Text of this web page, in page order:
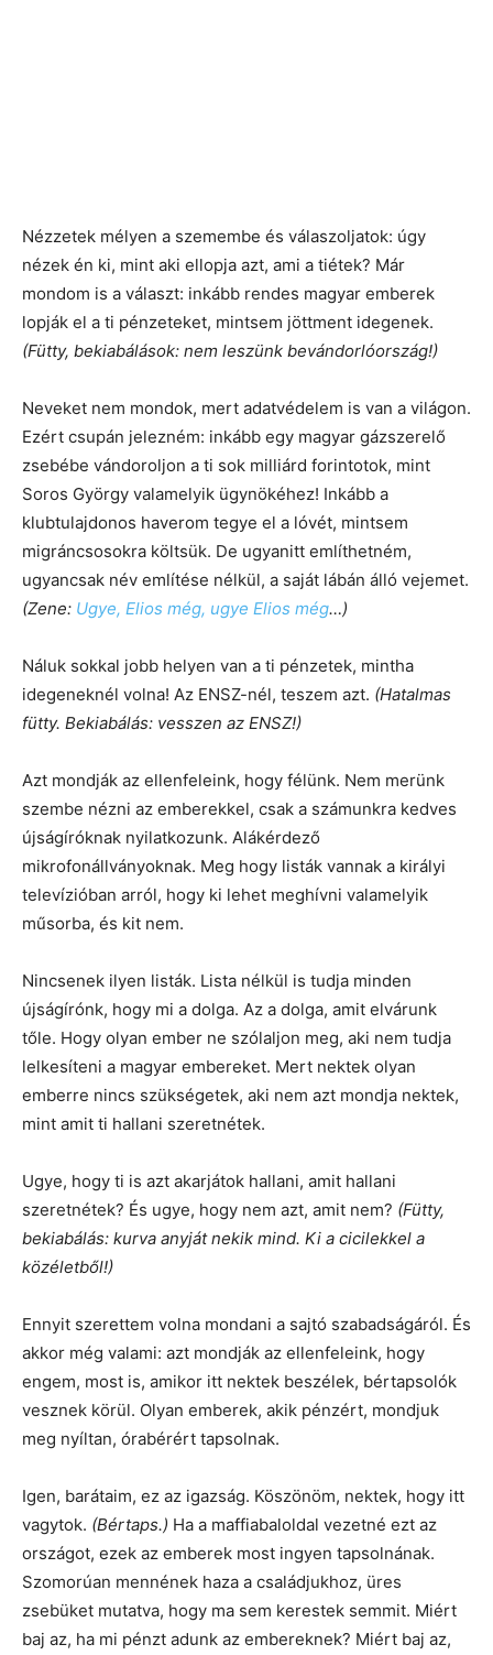
Nézzetek mélyen a szemembe és válaszoljatok: úgy
nézek én ki, mint aki ellopja azt, ami a tiétek? Már
mondom is a választ: inkább rendes magyar emberek
lopják el a ti pénzeteket, mintsem jöttment idegenek.
(Fütty, bekiabálások: nem leszünk bevándorlóország!)
Neveket nem mondok, mert adatvédelem is van a világon.
Ezért csupán jelezném: inkább egy magyar gázszerelő
zsebébe vándoroljon a ti sok milliárd forintotok, mint
Soros György valamelyik ügynökéhez! Inkább a
klubtulajdonos haverom tegye el a lóvét, mintsem
migráncsosokra költsük. De ugyanitt említhetném,
ugyancsak név említése nélkül, a saját lábán álló vejemet.
(Zene: Ugye, Elios még, ugye Elios még…)
Náluk sokkal jobb helyen van a ti pénzetek, mintha
idegeneknél volna! Az ENSZ-nél, teszem azt. (Hatalmas
fütty. Bekiabálás: vesszen az ENSZ!)
Azt mondják az ellenfeleink, hogy félünk. Nem merünk
szembe nézni az emberekkel, csak a számunkra kedves
újságíróknak nyilatkozunk. Alákérdező
mikrofonállványoknak. Meg hogy listák vannak a királyi
televízióban arról, hogy ki lehet meghívni valamelyik
műsorba, és kit nem.
Nincsenek ilyen listák. Lista nélkül is tudja minden
újságírónk, hogy mi a dolga. Az a dolga, amit elvárunk
tőle. Hogy olyan ember ne szólaljon meg, aki nem tudja
lelkesíteni a magyar embereket. Mert nektek olyan
emberre nincs szükségetek, aki nem azt mondja nektek,
mint amit ti hallani szeretnétek.
Ugye, hogy ti is azt akarjátok hallani, amit hallani
szeretnétek? És ugye, hogy nem azt, amit nem? (Fütty,
bekiabálás: kurva anyját nekik mind. Ki a cicilekkel a
közéletből!)
Ennyit szerettem volna mondani a sajtó szabadságáról. És
akkor még valami: azt mondják az ellenfeleink, hogy
engem, most is, amikor itt nektek beszélek, bértapsolók
vesznek körül. Olyan emberek, akik pénzért, mondjuk
meg nyíltan, órabérért tapsolnak.
Igen, barátaim, ez az igazság. Köszönöm, nektek, hogy itt
vagytok. (Bértaps.) Ha a maffiabaloldal vezetné ezt az
országot, ezek az emberek most ingyen tapsolnának.
Szomorúan mennének haza a családjukhoz, üres
zsebüket mutatva, hogy ma sem kerestek semmit. Miért
baj az, ha mi pénzt adunk az embereknek? Miért baj az,